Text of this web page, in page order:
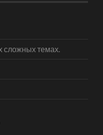
сложных темах.